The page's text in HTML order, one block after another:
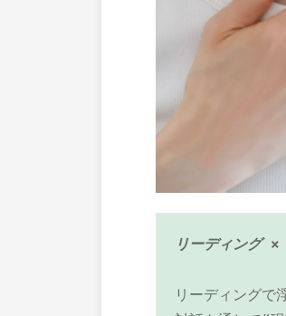
リーディング
リーディングで